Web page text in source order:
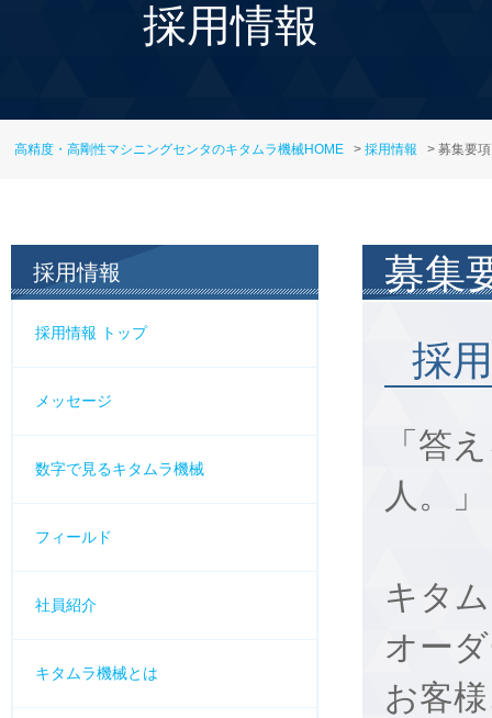
採用情報
高精度・高剛性マシニングセンタのキタムラ機械HOME > 採用情報 > 募集要項
募集
採
「答
人。」
キタ
オー
お客
採用情報
採用情報 トップ
メッセージ
数字で見るキタムラ機械
フィールド
社員紹介
キタムラ機械とは